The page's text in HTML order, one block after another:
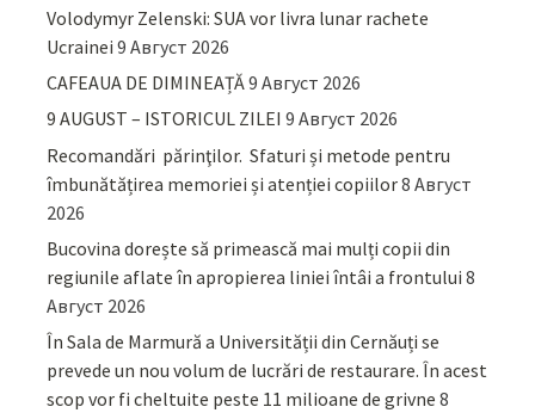
Volodymyr Zelenski: SUA vor livra lunar rachete
Ucrainei 9 Август 2026
CAFEAUA DE DIMINEAȚĂ9 Август 2026
9 AUGUST – ISTORICUL ZILEI 9 Август 2026
Recomandări părinţilor. Sfaturi și metode pentru
îmbunătățirea memoriei și atenției copiilor8 Август
2026
Bucovina dorește să primească mai mulți copii din
regiunile aflate în apropierea liniei întâi a frontului 8
Август 2026
În Sala de Marmură a Universității din Cernăuți se
prevede un nou volum de lucrări de restaurare. În acest
scop vor fi cheltuite peste 11 milioane de grivne 8